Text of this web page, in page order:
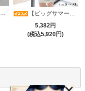
【ビッグサマーセール対象品】ラグジュアリーオーナメントレースパフスリーブワンピース(キャバドレス・CABARETDRESS)
5,382円
(税込5,920円)